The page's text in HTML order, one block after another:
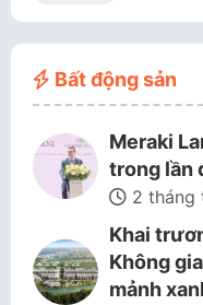
Bất động sản
Meraki
trong lần
2 tháng
Khai
Không
mảnh